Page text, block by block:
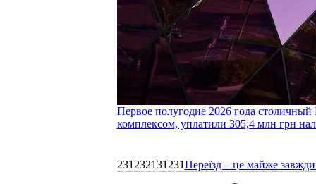
Первое полугодие 2026 года
комплексом, уплатили 305,4 млн грн
231232131231Переїзд – це майже